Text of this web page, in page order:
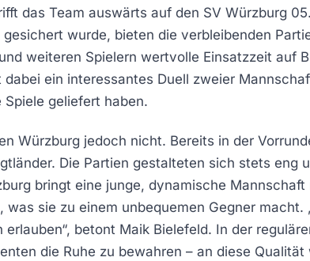
das Team auswärts auf den SV Würzburg
wurde, bieten die verbleibenden
weiteren Spielern wertvolle Einsatzzeit auf
ein interessantes Duell zweier
geliefert haben.
Würzburg jedoch nicht. Bereits in der
Die Partien gestalteten sich stets eng
bringt eine junge, dynamische
sie zu einem unbequemen Gegner
betont Maik Bielefeld. In der
die Ruhe zu bewahren – an diese